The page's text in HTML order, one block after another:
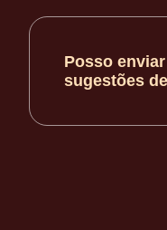
Posso
sugestões